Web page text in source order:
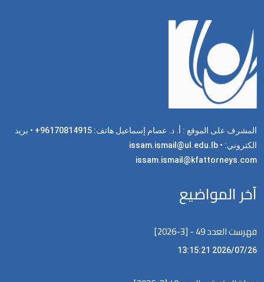
المشرف على الموقع : أ. د. عصام إسماعيل هاتف: 96170814915+ • بريد
الكتروني: issam.ismail@ul.edu.lb •
issam.ismail@kfattorneys.com
آخر المواضيع
فهرست العدد 49 - [3-2026]
2026/07/26 13:15:21